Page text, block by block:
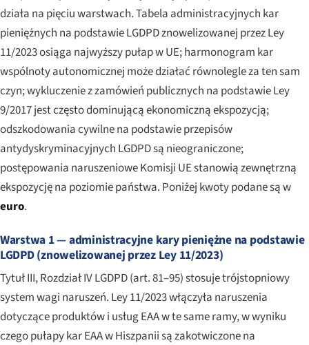
działa na pięciu warstwach. Tabela administracyjnych kar
pieniężnych na podstawie LGDPD znowelizowanej przez Ley
11/2023 osiąga najwyższy pułap w UE; harmonogram kar
wspólnoty autonomicznej może działać równolegle za ten sam
czyn; wykluczenie z zamówień publicznych na podstawie Ley
9/2017 jest często dominującą ekonomiczną ekspozycją;
odszkodowania cywilne na podstawie przepisów
antydyskryminacyjnych LGDPD są nieograniczone;
postępowania naruszeniowe Komisji UE stanowią zewnętrzną
ekspozycję na poziomie państwa. Poniżej kwoty podane są w
euro.
Warstwa 1 — administracyjne kary pieniężne na podstawie
LGDPD (znowelizowanej przez Ley 11/2023)
Tytuł III, Rozdział IV LGDPD (art. 81–95) stosuje trójstopniowy
system wagi naruszeń. Ley 11/2023 włączyła naruszenia
dotyczące produktów i usług EAA w te same ramy, w wyniku
czego pułapy kar EAA w Hiszpanii są zakotwiczone na